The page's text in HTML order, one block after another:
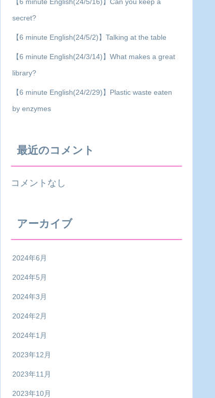
secret?
【6 minute English(24/5/2)】Talking at the table
【6 minute English(24/3/14)】What makes a great
library?
【6 minute English(24/2/29)】Plastic waste eaten
by enzymes
最近のコメント
コメントなし
アーカイブ
2024年6月
2024年5月
2024年3月
2024年2月
2024年1月
2023年12月
2023年11月
2023年10月